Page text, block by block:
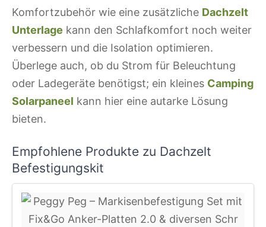
Komfortzubehör wie eine zusätzliche Dachzelt
Unterlage kann den Schlafkomfort noch weiter
verbessern und die Isolation optimieren.
Überlege auch, ob du Strom für Beleuchtung
oder Ladegeräte benötigst; ein kleines Camping
Solarpaneel kann hier eine autarke Lösung
bieten.
Empfohlene Produkte zu Dachzelt
Befestigungskit